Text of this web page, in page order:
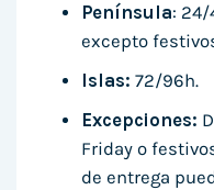
Península: 24/
excepto
Islas: 72/96h.
Excepciones:
Friday o
de entrega